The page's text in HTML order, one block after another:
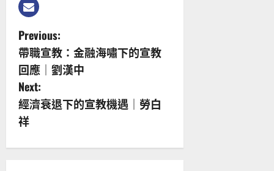
P
o
s
t
n
Previous:
帶職宣教：金融海嘯下的宣教
回應｜劉漢中
Next:
經濟衰退下的宣教機遇｜勞白
祥